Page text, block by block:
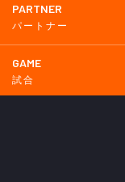
PARTNER
パートナー
GAME
試合